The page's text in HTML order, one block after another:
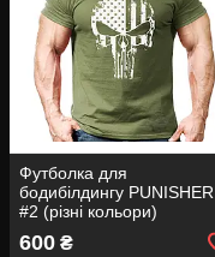
Футболка для
бодибілдингу PUNISHER
#2 (різні кольори)
600 ₴